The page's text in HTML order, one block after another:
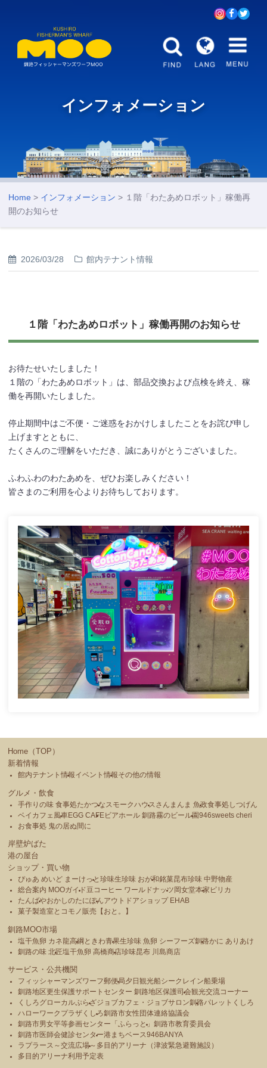
インフォメーション
Home > インフォメーション > １階「わたあめロボット」稼働再
開のお知らせ
2026/03/28 館内テナント情報
１階「わたあめロボット」稼働再開のお知らせ
お待たせいたしました！
１階の「わたあめロボット」は、部品交換および点検を終え、稼
働を再開いたしました。
停止期間中はご不便・ご迷惑をおかけしましたことをお詫び申し
上げますとともに、
たくさんのご理解をいただき、誠にありがとうございました。
ふわふわのわたあめを、ぜひお楽しみください！
皆さまのご利用を心よりお待ちしております。
Home（TOP）
新着情報
館内テナント情報イベント情報その他の情報
グルメ・飲食
手作りの味 食事処たかつな スモークハウス さんまんま 魚政食事処しつげん
ベイカフェ風車EGG CAFEビアホール 釧路霧のビール園946sweets cheri
お食事処 鬼の居ぬ間に
岸壁炉ばた
港の屋台
ショップ・買い物
ぴゅあ めいど まーけっと珍味生珍味 おが和銘菓昆布珍味 中野物産
総合案内 MOOガイド豆コーヒー ワールドナッツ 岡女堂本家 ピリカ
たんばやおかしのたにぽんアウトドアショップ EHAB
菓子製造室とコモノ販売【おと。】
釧路MOO市場
塩干魚卵 カネ龍高綱 ときわ青果生珍味 魚卵 シーフーズ釧路かに ありあけ
釧路の味 北匠塩干魚卵 高橋商店珍味昆布 川島商店
サービス・公共機関
フィッシャーマンズワーフ郵便局夕日観光船シークレイン船乗場
釧路地区更生保護サポートセンター 釧路地区保護司会観光交流コーナー
くしろグローカルぷらざジョブカフェ・ジョブサロン釧路パレットくしろ
ハローワークプラザくしろ釧路市女性団体連絡協議会
釧路市男女平等参画センター「ふらっと」釧路市教育委員会
釧路市医師会健診センター港まちベース946BANYA
ラプラース～交流広場～ 多目的アリーナ（津波緊急避難施設）
多目的アリーナ利用予定表